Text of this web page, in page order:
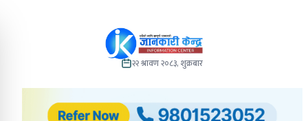
२२ श्रावण २०८३, शुक्रबार